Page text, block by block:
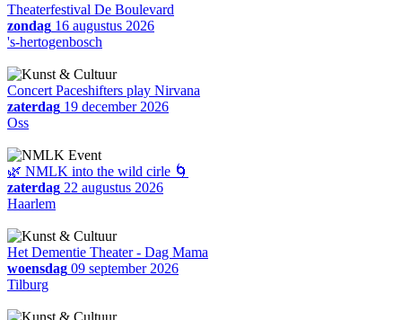
Theaterfestival De Boulevard
zondag 16 augustus 2026
's-hertogenbosch
Concert Paceshifters play Nirvana
zaterdag 19 december 2026
Oss
🌿 NMLK into the wild cirle 🌀
zaterdag 22 augustus 2026
Haarlem
Het Dementie Theater - Dag Mama
woensdag 09 september 2026
Tilburg